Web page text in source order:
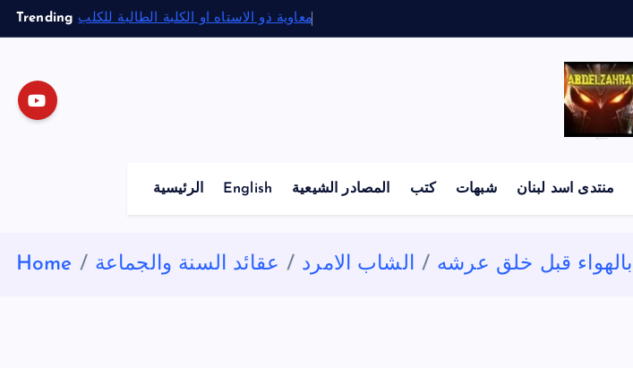
k
Trending معاوية ذو الاستاه او الكلبة الطالبة للكلب
الرئيسية English المصادر الشيعية كتب شبهات منتدى اسد لبنان
Home عقائد السنة والجماعة الشاب الامرد قبل خلق عرشه